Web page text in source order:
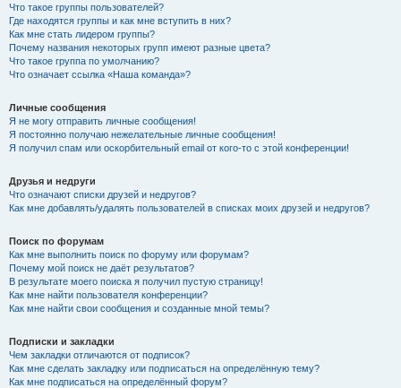
Что такое группы пользователей?
Где находятся группы и как мне вступить в них?
Как мне стать лидером группы?
Почему названия некоторых групп имеют разные цвета?
Что такое группа по умолчанию?
Что означает ссылка «Наша команда»?
Личные сообщения
Я не могу отправить личные сообщения!
Я постоянно получаю нежелательные личные сообщения!
Я получил спам или оскорбительный email от кого-то с этой конференции!
Друзья и недруги
Что означают списки друзей и недругов?
Как мне добавлять/удалять пользователей в списках моих друзей и недругов?
Поиск по форумам
Как мне выполнить поиск по форуму или форумам?
Почему мой поиск не даёт результатов?
В результате моего поиска я получил пустую страницу!
Как мне найти пользователя конференции?
Как мне найти свои сообщения и созданные мной темы?
Подписки и закладки
Чем закладки отличаются от подписок?
Как мне сделать закладку или подписаться на определённую тему?
Как мне подписаться на определённый форум?